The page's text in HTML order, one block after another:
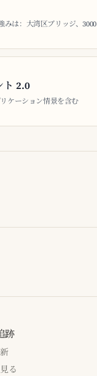
は：大湾区ブリッジ、3000
ト 2.0
ケーション情景を含む
跡
る